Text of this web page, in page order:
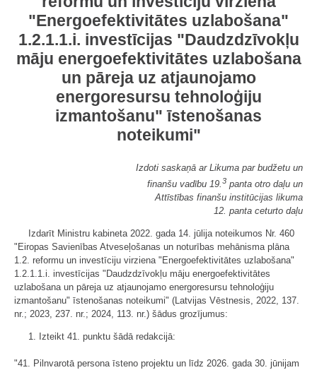
"Energoefektivitātes uzlabošana"
1.2.1.1.i. investīcijas "Daudzdzīvokļu
māju energoefektivitātes uzlabošana
un pāreja uz atjaunojamo
energoresursu tehnoloģiju
izmantošanu" īstenošanas
noteikumi"
Izdoti saskaņā ar Likuma par budžetu un
finanšu vadību 19.3 panta otro daļu un
Attīstības finanšu institūcijas likuma
12. panta ceturto daļu
Izdarīt Ministru kabineta 2022. gada 14. jūlija noteikumos Nr. 460
"Eiropas Savienības Atveseļošanas un noturības mehānisma plāna
1.2. reformu un investīciju virziena "Energoefektivitātes uzlabošana"
1.2.1.1.i. investīcijas "Daudzdzīvokļu māju energoefektivitātes
uzlabošana un pāreja uz atjaunojamo energoresursu tehnoloģiju
izmantošanu" īstenošanas noteikumi" (Latvijas Vēstnesis, 2022, 137.
nr.; 2023, 237. nr.; 2024, 113. nr.) šādus grozījumus:
1. Izteikt 41. punktu šādā redakcijā:
"41. Pilnvarotā persona īsteno projektu un līdz 2026. gada 30. jūnijam